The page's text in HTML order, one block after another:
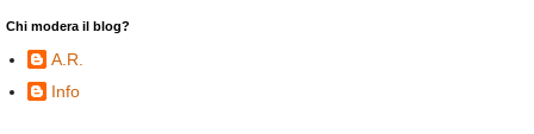
Chi modera il blog?
A.R.
Info